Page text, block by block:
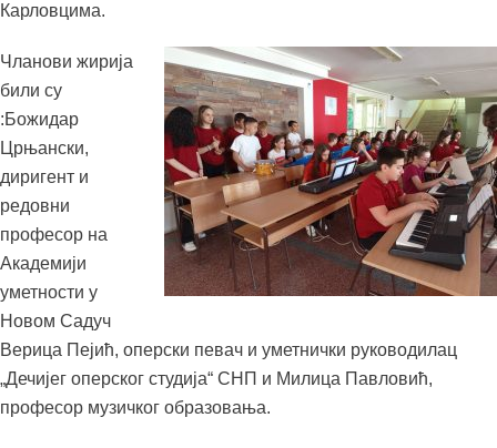
Карловцима.
Чланови жирија
били су
:Божидар
Црњански,
диригент и
редовни
професор на
Академији
уметности у
Новом Садуч
Верица Пејић, оперски певач и уметнички руководилац
„Дечијег оперског студија“ СНП и Милица Павловић,
професор музичког образовања.